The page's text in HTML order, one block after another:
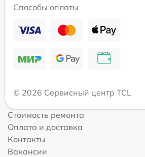
Способы оплаты
© 2026 Сервисный центр TCL
Стоимость ремонта
Оплата и доставка
Контакты
Вакансии